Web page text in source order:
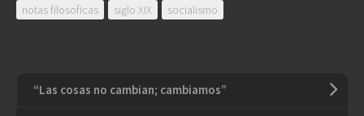
notas filosoficas
siglo XIX socialismo
“Las cosas no cambian; cambiamos”